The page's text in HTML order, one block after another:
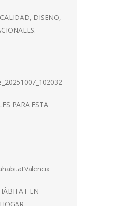
DISEÑO,
PARA ESTA
EN